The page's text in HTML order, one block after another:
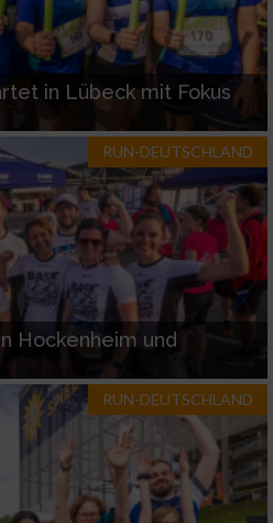
in Lübeck mit Fokus
RUN-DEUTSCHLAND
Hockenheim und
RUN-DEUTSCHLAND